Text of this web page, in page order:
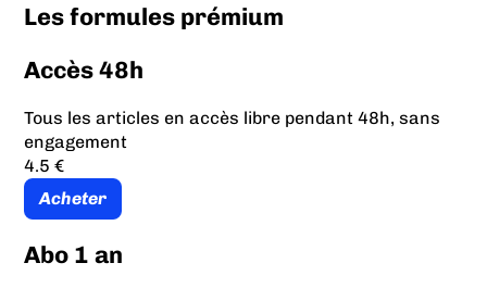
Les formules prémium
Accès 48h
Tous les articles en accès libre pendant 48h, sans
engagement
4.5 €
Acheter
Abo 1 an